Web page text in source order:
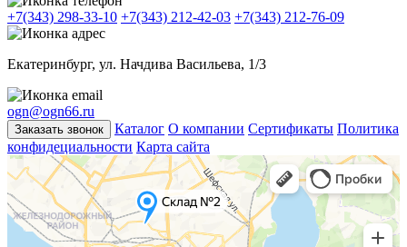
+7(343) 298-33-10 +7(343) 212-42-03 +7(343) 212-76-09
Екатеринбург, ул. Начдива Васильева, 1/3
ogn@ogn66.ru
Заказать звонок Каталог О компании Сертификаты Политика
конфидециальности Карта сайта